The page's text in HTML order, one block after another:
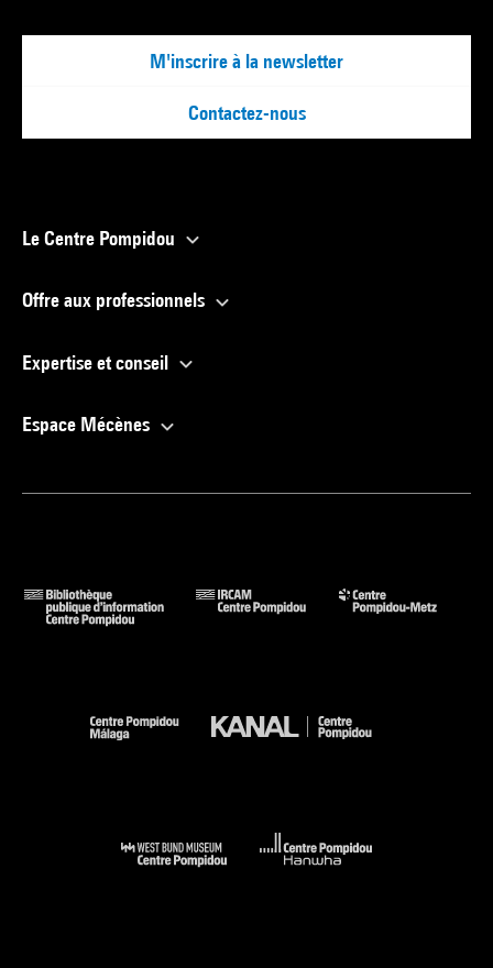
M'inscrire à la newsletter
Contactez-nous
Le Centre Pompidou
Offre aux professionnels
Expertise et conseil
Espace Mécènes